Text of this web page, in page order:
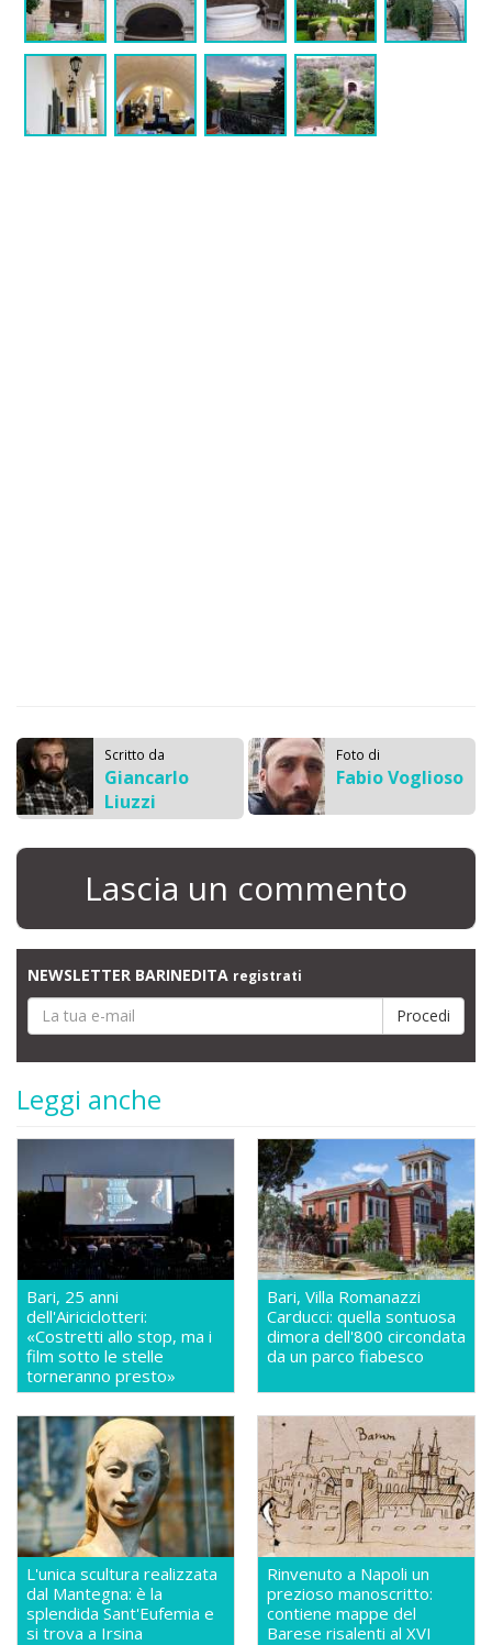
Scritto da
Giancarlo
Liuzzi
Foto di
Fabio Voglioso
Lascia un commento
NEWSLETTER BARINEDITA registrati
Leggi anche
Bari, 25 anni
dell'Airiciclotteri:
«Costretti allo stop, ma i
film sotto le stelle
torneranno presto»
Bari, Villa Romanazzi
Carducci: quella sontuosa
dimora dell'800 circondata
da un parco fiabesco
L'unica scultura realizzata
dal Mantegna: è la
splendida Sant'Eufemia e
si trova a Irsina
Rinvenuto a Napoli un
prezioso manoscritto:
contiene mappe del
Barese risalenti al XVI